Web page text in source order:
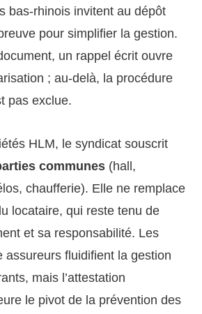
bas-rhinois invitent au dépôt
pour simplifier la gestion.
un rappel écrit ouvre
; au-delà, la procédure
pas exclue.
HLM, le syndicat souscrit
communes (hall,
chaufferie). Elle ne remplace
locataire, qui reste tenu de
et sa responsabilité. Les
assureurs fluidifient la gestion
mais l’attestation
le pivot de la prévention des